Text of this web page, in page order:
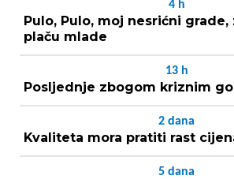
4 h
Pulo, Pulo, moj nesrićni grade,
plaču mlade
13 h
Posljednje zbogom kriznim
2 dana
Kvaliteta mora pratiti rast
5 dana